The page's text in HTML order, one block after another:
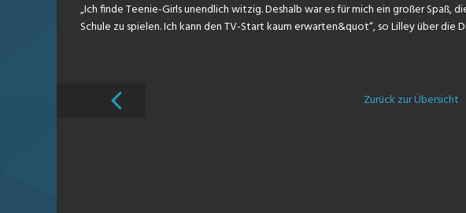
„Ich finde Teenie-Girls unendlich witzig. Deshalb war es für mich ein großer Spaß,
Schule zu spielen. Ich kann den TV-Start kaum erwarten&quot“, so Lilley über die
Zurück zur Übersicht